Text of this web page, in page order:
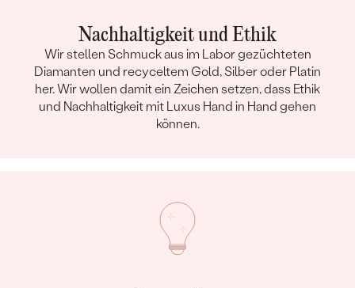
Nachhaltigkeit und Ethik
Wir stellen Schmuck aus im Labor gezüchteten
Diamanten und recyceltem Gold, Silber oder Platin
her. Wir wollen damit ein Zeichen setzen, dass Ethik
und Nachhaltigkeit mit Luxus Hand in Hand gehen
können.